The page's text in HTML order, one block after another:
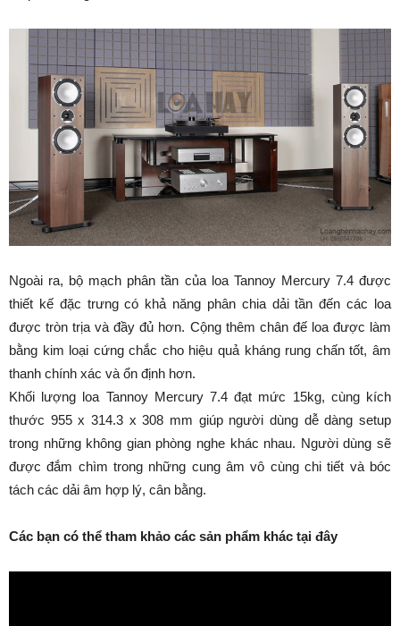
Ngoài ra, bộ mạch phân tần của loa Tannoy Mercury 7.4 được
thiết kế đặc trưng có khả năng phân chia dải tần đến các loa
được tròn trịa và đầy đủ hơn. Cộng thêm chân đế loa được làm
bằng kim loại cứng chắc cho hiệu quả kháng rung chấn tốt, âm
thanh chính xác và ổn định hơn.
Khối lượng loa Tannoy Mercury 7.4 đạt mức 15kg, cùng kích
thước 955 x 314.3 x 308 mm giúp người dùng dễ dàng setup
trong những không gian phòng nghe khác nhau. Người dùng sẽ
được đắm chìm trong những cung âm vô cùng chi tiết và bóc
tách các dải âm hợp lý, cân bằng.
Các bạn có thể tham khảo các sản phẩm khác tại đây